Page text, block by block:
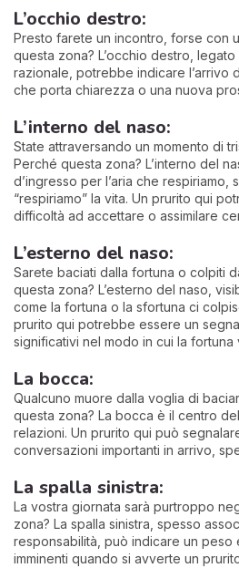
L’occhio destro:
Presto farete un incontro, forse con
questa zona? L’occhio destro,
razionale, potrebbe indicare l’arrivo
che porta chiarezza o una nuova
L’interno del naso:
State attraversando un momento di
Perché questa zona? L’interno del
d’ingresso per l’aria che respiriamo,
“respiriamo” la vita. Un prurito qui
difficoltà ad accettare o assimilare
L’esterno del naso:
Sarete baciati dalla fortuna o colpiti
questa zona? L’esterno del naso,
come la fortuna o la sfortuna ci
prurito qui potrebbe essere un
significativi nel modo in cui la fortuna
La bocca:
Qualcuno muore dalla voglia di
questa zona? La bocca è il centro
relazioni. Un prurito qui può
conversazioni importanti in arrivo,
La spalla sinistra:
La vostra giornata sarà purtroppo
zona? La spalla sinistra, spesso
responsabilità, può indicare un peso
imminenti quando si avverte un